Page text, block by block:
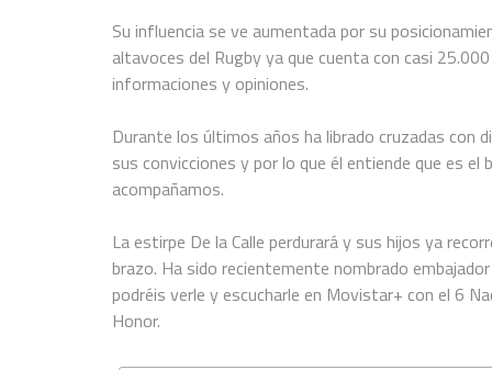
Su influencia se ve aumentada por su
altavoces del Rugby ya que cuenta con casi
informaciones y opiniones.
Durante los últimos años ha librado cruzadas
sus convicciones y por lo que él entiende que es el
acompañamos.
La estirpe De la Calle perdurará y sus hijos ya
brazo. Ha sido recientemente nombrado
podréis verle y escucharle en Movistar+ con el 6
Honor.